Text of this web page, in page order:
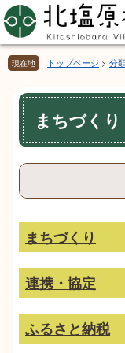
ペ
ー
ジ
の
先
メ
ニ
ュ
ー
を
現在地 トップページ > 分
本
文
まちづくり
まちづくり
連携・協定
ふるさと納税